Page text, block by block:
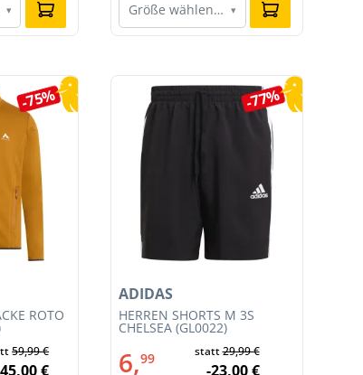
▾ Größe wählen… ▾
-75%
ROTO
59,99 €
€
-77%
HERREN SHORTS M 3S
CHELSEA (GL0022)
ADIDAS
6,99 statt29,99 €
-23,00 €